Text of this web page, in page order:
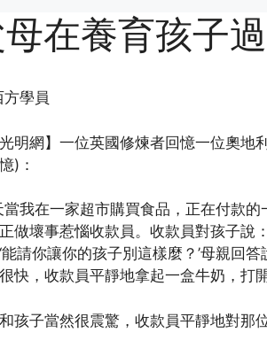
在養育孩子
學員
光明網】一位英國修煉者回憶一位奧
)：
當我在一家超市購買食品，正在付款
做壞事惹惱收款員。收款員對孩子說
能請你讓你的孩子別這樣麼？’母親回
快，收款員平靜地拿起一盒牛奶，打
孩子當然很震驚，收款員平靜地對那